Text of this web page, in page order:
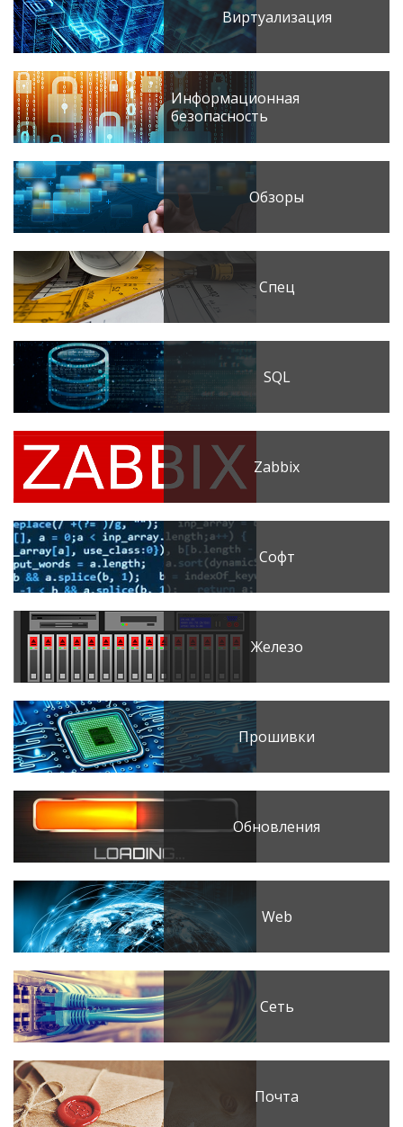
Виртуализация
Информационная
безопасность
Обзоры
Спец
SQL
Zabbix
Софт
Железо
Прошивки
Обновления
Web
Сеть
Почта